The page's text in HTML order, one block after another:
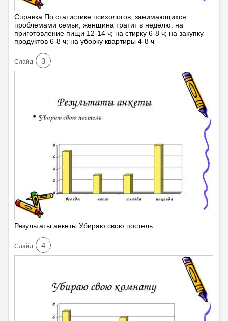
Справка По статистике психологов, занимающихся
проблемами семьи, женщина тратит в неделю: на
приготовление пищи 12-14 ч; на стирку 6-8 ч; на закупку
продуктов 6-8 ч; на уборку квартиры 4-8 ч
Cлайд 3
Результаты анкеты Убираю свою постель
Cлайд 4